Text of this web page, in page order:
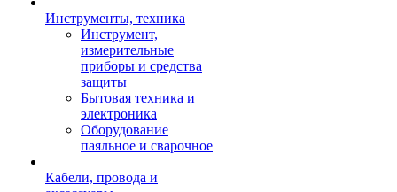
Инструменты, техника
Инструмент,
измерительные
приборы и средства
защиты
Бытовая техника и
электроника
Оборудование
паяльное и сварочное
Кабели, провода и